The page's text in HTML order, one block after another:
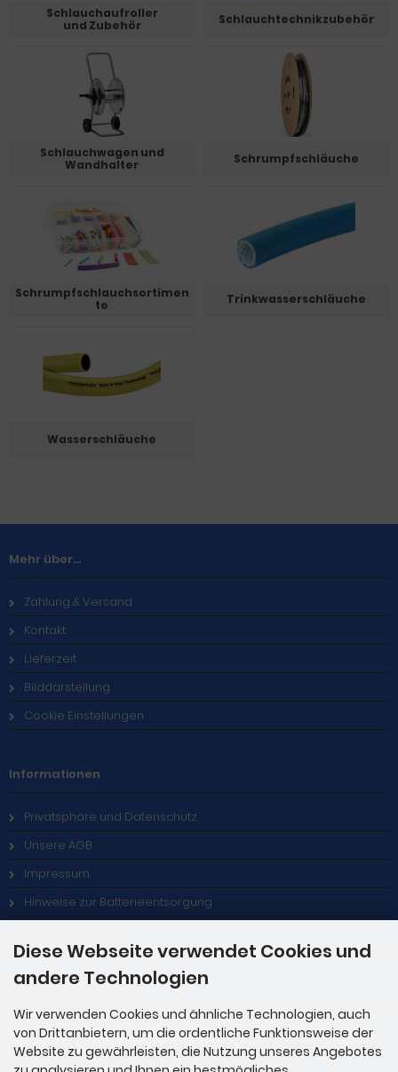
Schlauchaufroller
und Zubehör
Schlauchtechnikzubehör
Schlauchwagen und
Wandhalter
Schrumpfschläuche
Schrumpfschlauchsortimen
te
Trinkwasserschläuche
Wasserschläuche
Mehr über...
Zahlung & Versand
Kontakt
Lieferzeit
Bilddarstellung
Cookie Einstellungen
Informationen
Privatsphäre und Datenschutz
Unsere AGB
Impressum
Hinweise zur Batterieentsorgung
Zahlungsmethoden
Diese Webseite verwendet Cookies und
andere Technologien
Wir verwenden Cookies und ähnliche Technologien, auch
von Drittanbietern, um die ordentliche Funktionsweise der
Website zu gewährleisten, die Nutzung unseres Angebotes